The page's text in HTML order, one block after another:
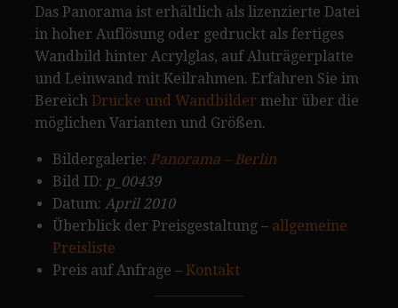
Das Panorama ist erhältlich als lizenzierte Datei
in hoher Auflösung oder gedruckt als fertiges
Wandbild hinter Acrylglas, auf Aluträgerplatte
und Leinwand mit Keilrahmen. Erfahren Sie im
Bereich Drucke und Wandbilder mehr über die
möglichen Varianten und Größen.
Bildergalerie: Panorama – Berlin
Bild ID: p_00439
Datum: April 2010
Überblick der Preisgestaltung – allgemeine
Preisliste
Preis auf Anfrage – Kontakt